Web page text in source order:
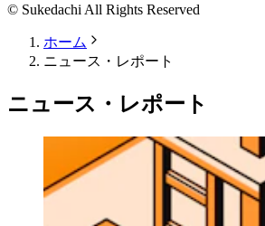
© Sukedachi All Rights Reserved
ホーム
ニュース・レポート
ニュース・レポート